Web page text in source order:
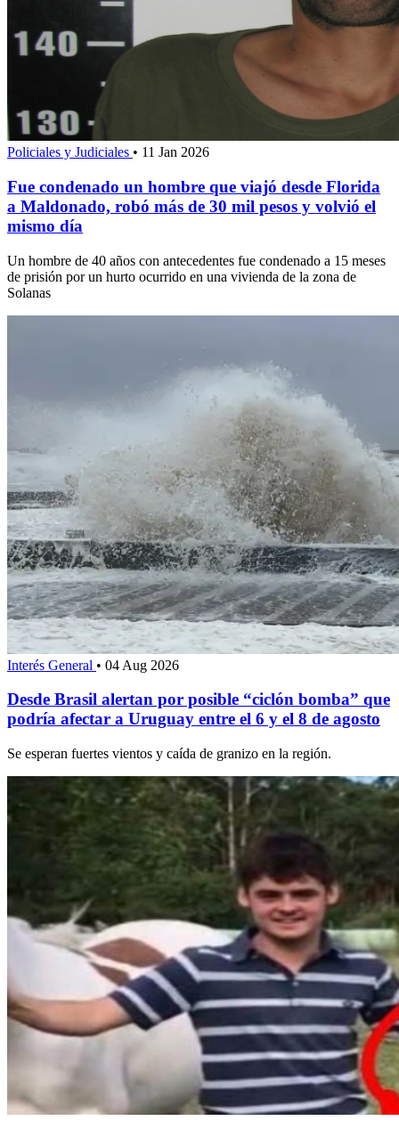
Policiales y Judiciales • 11 Jan 2026
Fue condenado un hombre que viajó desde Florida
a Maldonado, robó más de 30 mil pesos y volvió el
mismo día
Un hombre de 40 años con antecedentes fue condenado a 15 meses
de prisión por un hurto ocurrido en una vivienda de la zona de
Solanas
Interés General • 04 Aug 2026
Desde Brasil alertan por posible “ciclón bomba” que
podría afectar a Uruguay entre el 6 y el 8 de agosto
Se esperan fuertes vientos y caída de granizo en la región.